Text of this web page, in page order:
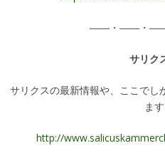
――・――・
サリク
サリクスの最新情報や、ここで
ます
http://